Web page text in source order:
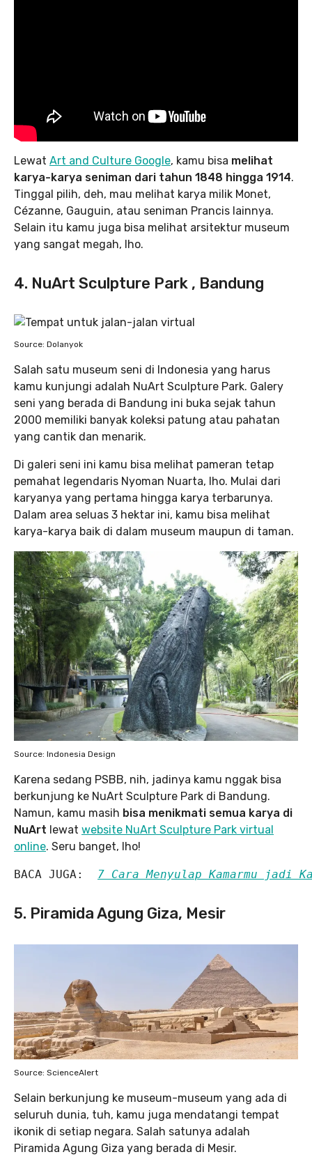
Lewat Art and Culture Google, kamu bisa melihat
karya-karya seniman dari tahun 1848 hingga 1914.
Tinggal pilih, deh, mau melihat karya milik Monet,
Cézanne, Gauguin, atau seniman Prancis lainnya.
Selain itu kamu juga bisa melihat arsitektur museum
yang sangat megah, lho.
4. NuArt Sculpture Park , Bandung
Source: Dolanyok
Salah satu museum seni di Indonesia yang harus
kamu kunjungi adalah NuArt Sculpture Park. Galery
seni yang berada di Bandung ini buka sejak tahun
2000 memiliki banyak koleksi patung atau pahatan
yang cantik dan menarik.
Di galeri seni ini kamu bisa melihat pameran tetap
pemahat legendaris Nyoman Nuarta, lho. Mulai dari
karyanya yang pertama hingga karya terbarunya.
Dalam area seluas 3 hektar ini, kamu bisa melihat
karya-karya baik di dalam museum maupun di taman.
Source: Indonesia Design
Karena sedang PSBB, nih, jadinya kamu nggak bisa
berkunjung ke NuArt Sculpture Park di Bandung.
Namun, kamu masih bisa menikmati semua karya di
NuArt lewat website NuArt Sculpture Park virtual
online. Seru banget, lho!
BACA JUGA: 7 Cara Menyulap Kamarmu
5. Piramida Agung Giza, Mesir
Source: ScienceAlert
Selain berkunjung ke museum-museum yang ada di
seluruh dunia, tuh, kamu juga mendatangi tempat
ikonik di setiap negara. Salah satunya adalah
Piramida Agung Giza yang berada di Mesir.